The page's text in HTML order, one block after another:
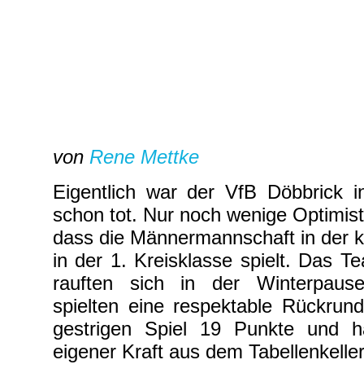
von Rene Mettke
Eigentlich war der VfB Döbbrick
schon tot. Nur noch wenige
dass die Männermannschaft in der
in der 1. Kreisklasse spielt. Das
rauften sich in der
spielten eine respektable
gestrigen Spiel 19 Punkte und
eigener Kraft aus dem